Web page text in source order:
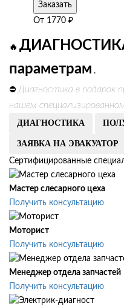
Заказать
От 1770 ₽
🔥 ДИАГНОСТИКА
параметрам .
⛔ Диагностика в подарок
нашем
ДИАГНОСТИКА
ЗАЯВКА НА ЭВАКУАТОР
Сертифицированные
Мастер слесарного цеха
Получить консультацию
Моторист
Получить консультацию
Менеджер отдела запчастей
Получить консультацию